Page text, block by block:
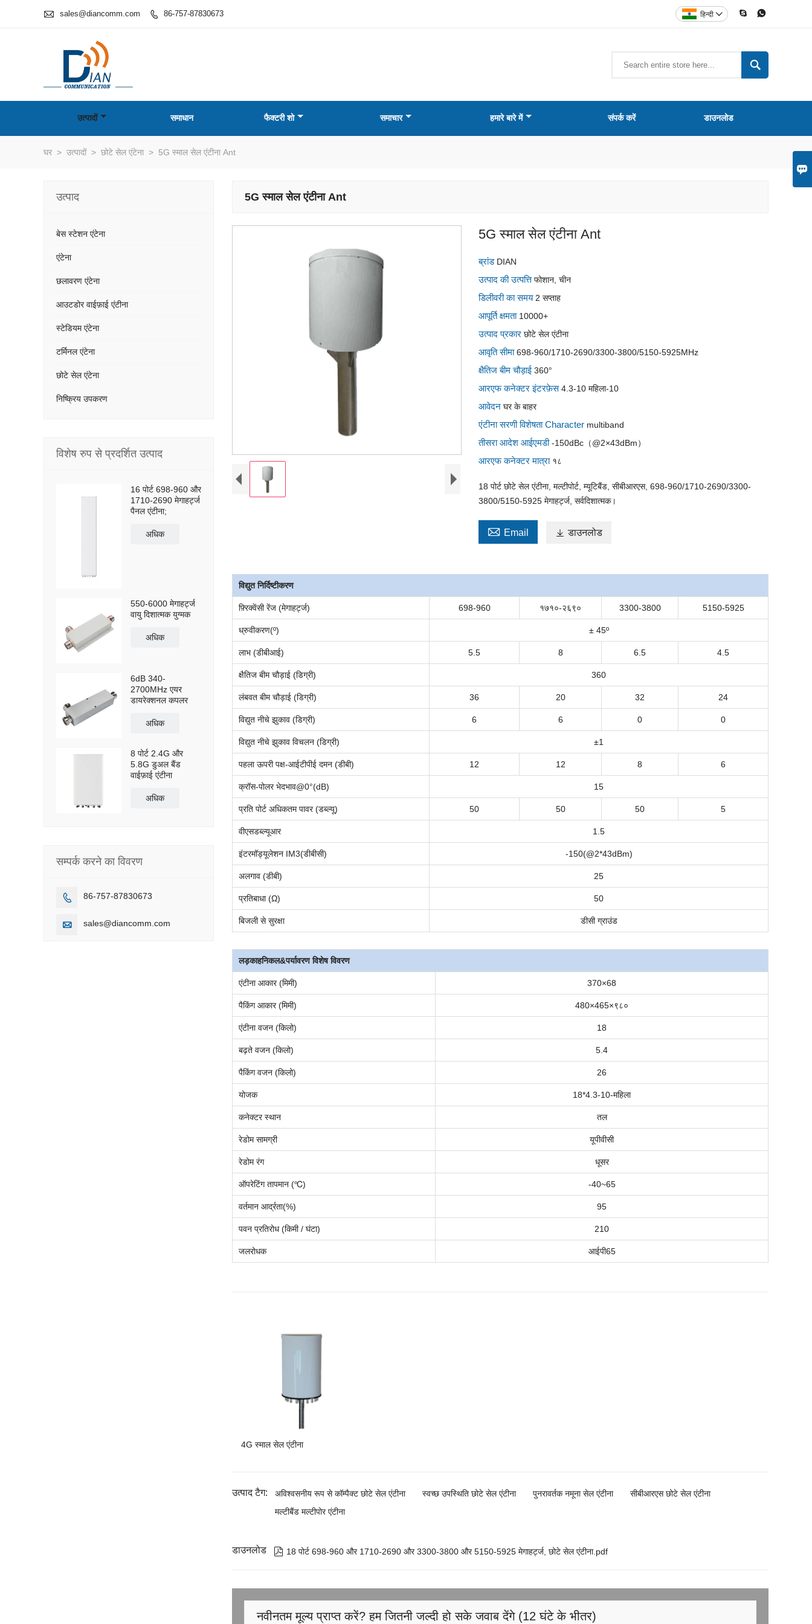

 sales@diancomm.com  86-757-87830673  
हिन्दी 

उत्पादों समाधान फैक्टरी शो समाचार हमारे बारे में संपर्क करें डाउनलोड
घर > उत्पादों > छोटे सेल एंटेना > 5G स्माल सेल एंटीना Ant
5G स्माल सेल एंटीना Ant
5G स्माल सेल एंटीना Ant
ब्रांड DIAN
उत्पाद की उत्पत्तिफोशान, चीन
डिलीवरी का समय 2 सप्ताह
आपूर्ति क्षमता 10000+
उत्पाद प्रकारछोटे सेल एंटीना
आवृति सीमा698-960/1710-2690/3300-3800/5150-5925MHz
क्षैतिज बीम चौड़ाई360°
आरएफ कनेक्टर इंटरफ़ेस4.3-10 महिला-10
आवेदनघर के बाहर
एंटीना सरणी विशेषता Character multiband
तीसरा आदेश आईएमडी-150dBc（@2×43dBm）
आरएफ कनेक्टर मात्रा १८
18 पोर्ट छोटे सेल एंटीना, मल्टीपोर्ट, म्यूटिबैंड, सीबीआरएस, 698-960/1710-2690/3300-
3800/5150-5925 मेगाहर्ट्ज, सर्वदिशात्मक।
 Email  डाउनलोड
विद्युत निर्दिष्टीकरण
फ़्रिक्वेंसी रेंज (मेगाहर्ट्ज) 698-960 १७१०-२६९० 3300-3800 5150-5925
ध्रुवीकरण(º) ± 45º
लाभ (डीबीआई) 5.5 8 6.5 4.5
क्षैतिज बीम चौड़ाई (डिग्री) 360
लंबवत बीम चौड़ाई (डिग्री) 36 20 32 24
विद्युत नीचे झुकाव (डिग्री) 6 6 0 0
विद्युत नीचे झुकाव विचलन (डिग्री) ±1
पहला ऊपरी पक्ष-आईटीपीई दमन (डीबी) 12 12 8 6
क्रॉस-पोलर भेदभाव@0°(dB) 15
प्रति पोर्ट अधिकतम पावर (डब्ल्यू) 50 50 50 5
वीएसडब्ल्यूआर 1.5
इंटरमॉड्यूलेशन IM3(डीबीसी) -150(@2*43dBm)
अलगाव (डीबी) 25
प्रतिबाधा (Ω) 50
बिजली से सुरक्षा डीसी ग्राउंड
लड़काहनिकल&पर्यावरणविशेष विवरण
एंटीना आकार (मिमी) 370×68
पैकिंग आकार (मिमी) 480×465×९८०
एंटीना वजन (किलो) 18
बढ़ते वजन (किलो) 5.4
पैकिंग वजन (किलो) 26
योजक 18*4.3-10-महिला
कनेक्टर स्थान तल
रेडोम सामग्री यूपीवीसी
रेडोम रंग धूसर
ऑपरेटिंग तापमान (℃) -40~65
वर्तमान आर्द्रता(%) 95
पवन प्रतिरोध (किमी / घंटा) 210
जलरोधक आईपी65
4G स्माल सेल एंटीना
उत्पाद टैग: अविश्वसनीय रूप से कॉम्पैक्ट छोटे सेल एंटीना स्वच्छ उपस्थिति छोटे सेल एंटीना पुनरावर्तक नमूना सेल एंटीना
सीबीआरएस छोटे सेल एंटीना
मल्टीबैंड मल्टीपोर एंटीना
डाउनलोड  18 पोर्ट 698-960 और 1710-2690 और 3300-3800 और 5150-5925 मेगाहर्ट्ज, छोटे सेल एंटीना.pdf
नवीनतम मूल्य प्राप्त करें? हम जितनी जल्दी हो सके जवाब देंगे (12 घंटे के भीतर)
उत्पाद
बेस स्टेशन एंटेना
एंटेना
छलावरण एंटेना
आउटडोर वाईफ़ाई एंटीना
स्टेडियम एंटेना
टर्मिनल एंटेना
छोटे सेल एंटेना
निष्क्रिय उपकरण
विशेष रुप से प्रदर्शित उत्पाद
16 पोर्ट 698-960 और
1710-2690 मेगाहर्ट्ज
पैनल एंटीना;
अधिक
550-6000 मेगाहर्ट्ज
वायु दिशात्मक युग्मक
अधिक
6dB 340-
2700MHz एयर
डायरेक्शनल कपलर
अधिक
8 पोर्ट 2.4G और
5.8G डुअल बैंड
वाईफ़ाई एंटीना
अधिक
सम्पर्क करने का विवरण
 86-757-87830673
 sales@diancomm.com